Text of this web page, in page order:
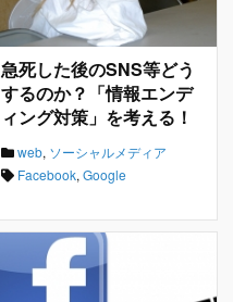
急死した後のSNS等どう
するのか？「情報エンデ
ィング対策」を考える！
web, ソーシャルメディア
Facebook, Google